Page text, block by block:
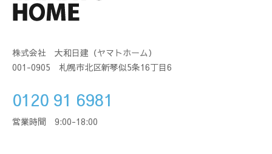
株式会社 大和日建（ヤマトホーム）
001-0905 札幌市北区新琴似5条16丁目6
0120 91 6981
営業時間 9:00-18:00